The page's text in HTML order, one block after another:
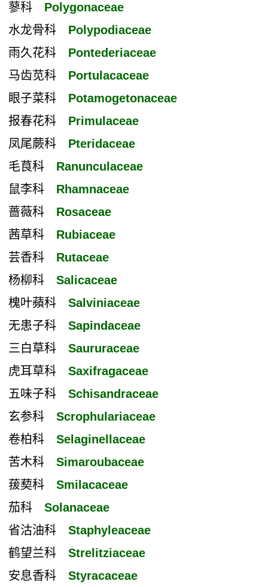
蓼科
Polygonaceae
水龙骨科
Polypodiaceae
雨久花科
Pontederiaceae
马齿苋科
Portulacaceae
眼子菜科
Potamogetonaceae
报春花科
Primulaceae
凤尾蕨科
Pteridaceae
毛茛科
Ranunculaceae
鼠李科
Rhamnaceae
蔷薇科
Rosaceae
茜草科
Rubiaceae
芸香科
Rutaceae
杨柳科
Salicaceae
槐叶蘋科
Salviniaceae
无患子科
Sapindaceae
三白草科
Saururaceae
虎耳草科
Saxifragaceae
五味子科
Schisandraceae
玄参科
Scrophulariaceae
卷柏科
Selaginellaceae
苦木科
Simaroubaceae
菝葜科
Smilacaceae
茄科
Solanaceae
省沽油科
Staphyleaceae
鹤望兰科
Strelitziaceae
安息香科
Styracaceae